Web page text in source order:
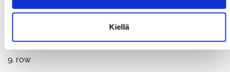
Kiellä
6. overhead hold jog
8. squat
9. row